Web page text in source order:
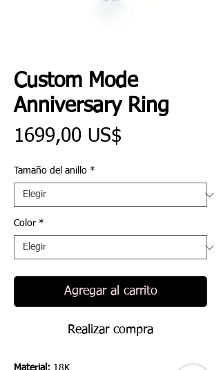
Custom Mode
Anniversary Ring
1699,00 US$
Tamaño del anillo *
Color *
Agregar al carrito
Realizar compra
Material: 18K